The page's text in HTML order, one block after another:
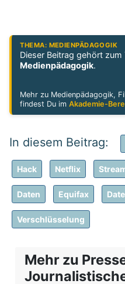
THEMA: MEDIENPÄDAGOGIK
Dieser Beitrag gehört zum
Medienpädagogik.
Mehr zu Medienpädagogik,
findest Du imAkademie-
Hack Netflix
Daten Equifax
Verschlüsselung
Mehr zu